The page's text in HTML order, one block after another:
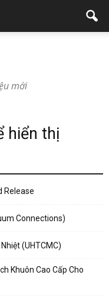
mới
hiển thị
Release
Connections)
(UHTCMC)
Khuôn Cao Cấp Cho